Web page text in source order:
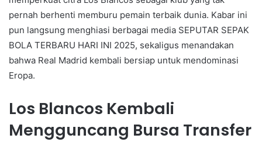
pernah berhenti memburu pemain terbaik dunia. Kabar ini
pun langsung menghiasi berbagai media SEPUTAR SEPAK
BOLA TERBARU HARI INI 2025, sekaligus menandakan
bahwa Real Madrid kembali bersiap untuk mendominasi
Eropa.
Los Blancos Kembali
Mengguncang Bursa Transfer